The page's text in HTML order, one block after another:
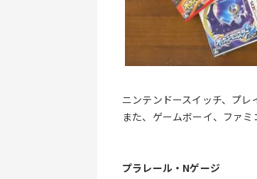
ニンテンドースイッチ、プ
また、ゲームボーイ、ファ
プラレール・Nゲージ